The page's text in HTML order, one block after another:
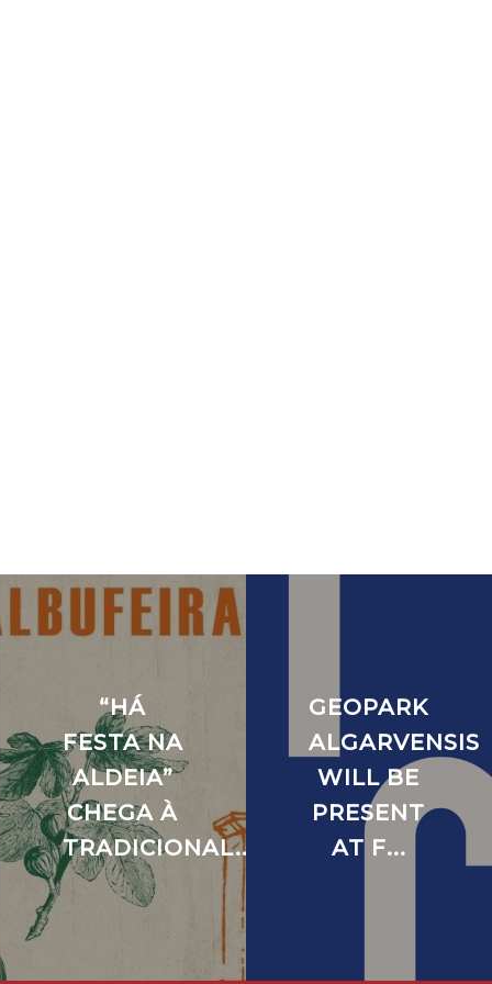
“HÁ
FESTA NA
ALDEIA”
CHEGA À
TRADICIONAL...
GEOPARK
ALGARVENSIS
WILL BE
PRESENT
AT F...